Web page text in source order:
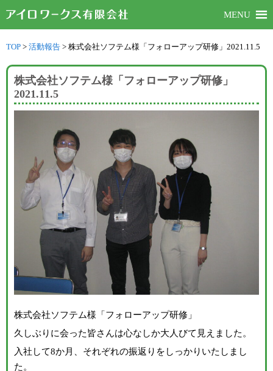
MENU
TOP > 活動報告 > 株式会社ソフテム様「フォローアップ研修」2021.11.5
株式会社ソフテム様「フォローアップ研修」
2021.11.5
株式会社ソフテム様「フォローアップ研修」
久しぶりに会った皆さんは心なしか大人びて見えました。
入社して8か月、それぞれの振返りをしっかりいたしまし
た。